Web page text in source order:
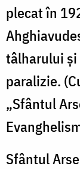
plecat în
tâlharului şi
paralizie.
„Sfântul
Sfântul